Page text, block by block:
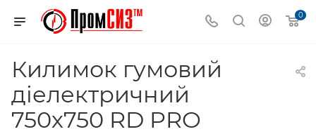
0
Килимок гумовий
діелектричний
750х750 RD PRO